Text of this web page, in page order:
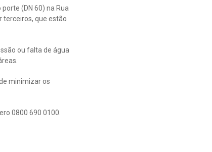
(DN 60) na Rua
terceiros, que estão
ou falta de água
minimizar os
0800 690 0100.